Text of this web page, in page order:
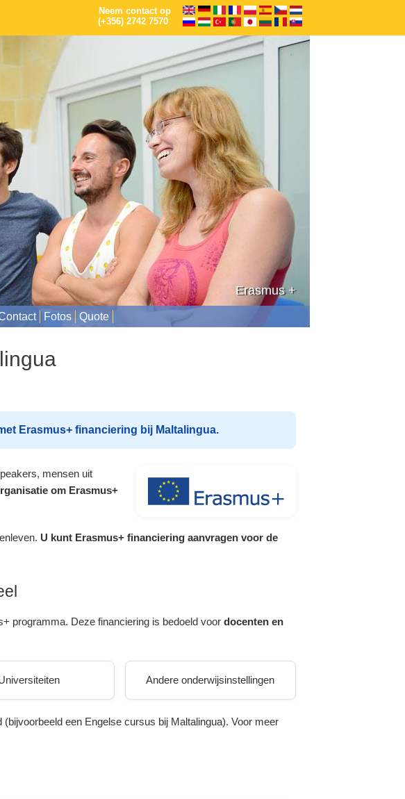
Neem contact op
(+356) 2742 7570
Fotos Quote
EU-financiering
Erasmus+ financiering bij Maltalingua.
mensen uit
om Erasmus+
U kunt Erasmus+ financiering aanvragen voor de
programma. Deze financiering is bedoeld voor docenten en
Andere onderwijsinstellingen
een Engelse cursus bij Maltalingua). Voor meer